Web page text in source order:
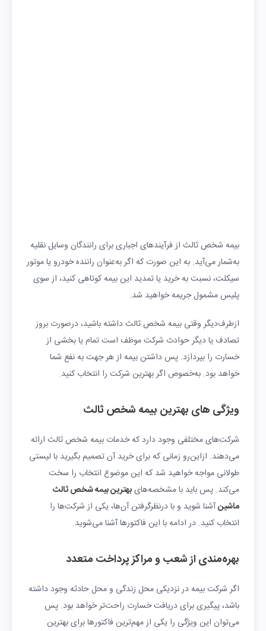
بیمه شخص ثالث از فرآیندهای اجباری برای رانندگان وسایل نقلیه
به‌شمار می‌آید. به این صورت که اگر به‌عنوان راننده خودرو یا موتور
سیکلت، نسبت به خرید یا تمدید این بیمه کوتاهی کنید، از سوی
پلیس مشمول جریمه خواهید شد.
ازطرف‌دیگر وقتی بیمه شخص ثالث داشته باشید، درصورت بروز
تصادف یا دیگر حوادث شرکت موظف است تمام یا بخشی از
خسارت را بپردازد. پس داشتن بیمه از هر جهت به نفع شما
خواهد بود. به‌خصوص‌ اگر بهترین شرکت را انتخاب کنید.
ویژگی‌ های بهترین بیمه شخص ثالث
شرکت‌های مختلفی وجود دارد که خدمات بیمه شخص ثالث ارائه
می‌دهند. ازاین‌رو زمانی که برای خرید آن تصمیم بگیرید با لیستی
طولانی مواجه خواهید شد که این موضوع انتخاب را سخت
می‌کند. پس باید با مشخصه‌هایبهترین بیمه شخص ثالث
ماشینآشنا شوید و با درنظرگرفتن آن‌ها، یکی از شرکت‌ها را
انتخاب کنید. در ادامه با این فاکتورها آشنا می‌شوید.
بهره‌مندی از شعب و مراکز پرداخت متعدد
اگر شرکت بیمه در نزدیکی محل زندگی و محل حادثه وجود داشته
باشد، پیگیری برای دریافت خسارت راحت‌تر خواهد بود. پس
می‌توان این ویژگی را یکی از مهم‌ترین فاکتورها برای بهترین